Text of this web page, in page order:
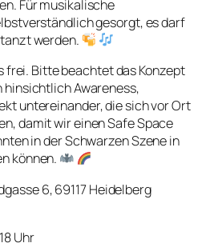
Für musikalische
gesorgt, es darf
werden.
frei. Bitte beachtet das Konzept
hinsichtlich Awareness,
untereinander, die sich vor Ort
damit wir einen Safe Space
in der Schwarzen Szene in
können.
6, 69117 Heidelberg
Uhr